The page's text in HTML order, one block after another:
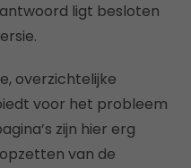
ligt besloten
overzichtelijke
voor het probleem
zijn hier erg
van de